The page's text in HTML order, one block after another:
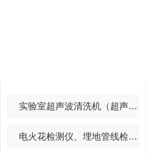
实验室超声波清洗机（超声波清洗器）
电火花检测仪、埋地管线检测仪